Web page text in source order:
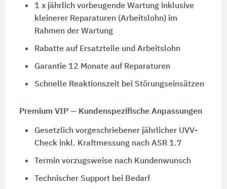
1 x jährlich vorbeugende Wartung inklusive
kleinerer Reparaturen (Arbeitslohn) im
Rahmen der Wartung
Rabatte auf Ersatzteile und Arbeitslohn
Garantie 12 Monate auf Reparaturen
Schnelle Reaktionszeit bei Störungseinsätzen
Premium VIP — Kundenspezifische Anpassungen
Gesetzlich vorgeschriebener jährlicher UVV-
Check inkl. Kraftmessung nach ASR 1.7
Termin vorzugsweise nach Kundenwunsch
Technischer Support bei Bedarf